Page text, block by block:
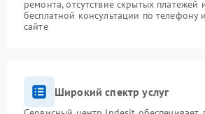
ремонта, отсутствие скрытых платежей
бесплатной консультации по телефону
сайте
Широкий спектр услуг